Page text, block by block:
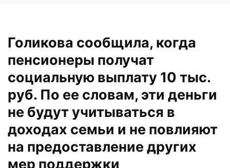
Голикова сообщила, когда
пенсионеры получат
социальную выплату 10 тыс.
руб. По ее словам, эти деньги
не будут учитываться в
доходах семьи и не повлияют
на предоставление других
мер поддержки